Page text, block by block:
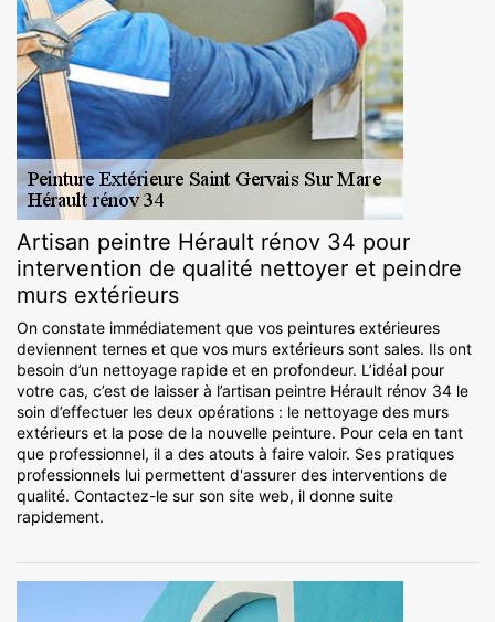
Artisan peintre Hérault rénov 34 pour
intervention de qualité nettoyer et peindre
murs extérieurs
On constate immédiatement que vos peintures extérieures
deviennent ternes et que vos murs extérieurs sont sales. Ils ont
besoin d’un nettoyage rapide et en profondeur. L’idéal pour
votre cas, c’est de laisser à l’artisan peintre Hérault rénov 34 le
soin d’effectuer les deux opérations : le nettoyage des murs
extérieurs et la pose de la nouvelle peinture. Pour cela en tant
que professionnel, il a des atouts à faire valoir. Ses pratiques
professionnels lui permettent d'assurer des interventions de
qualité. Contactez-le sur son site web, il donne suite
rapidement.